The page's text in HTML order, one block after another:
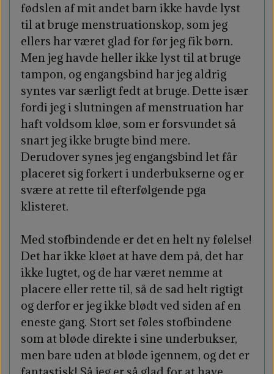
fødslen af mit andet barn ikke havde lyst
til at bruge menstruationskop, som jeg
ellers har været glad for før jeg fik børn.
Men jeg havde heller ikke lyst til at bruge
tampon, og engangsbind har jeg aldrig
syntes var særligt fedt at bruge. Dette især
fordi jeg i slutningen af menstruation har
haft voldsom kløe, som er forsvundet så
snart jeg ikke brugte bind mere.
Derudover synes jeg engangsbind let får
placeret sig forkert i underbukserne og er
svære at rette til efterfølgende pga
klisteret.
Med stofbindende er det en helt ny følelse!
Det har ikke kløet at have dem på, det har
ikke lugtet, og de har været nemme at
placere eller rette til, så de sad helt rigtigt
og derfor er jeg ikke blødt ved siden af en
eneste gang. Stort set føles stofbindene
som at bløde direkte i sine underbukser,
men bare uden at bløde igennem, og det er